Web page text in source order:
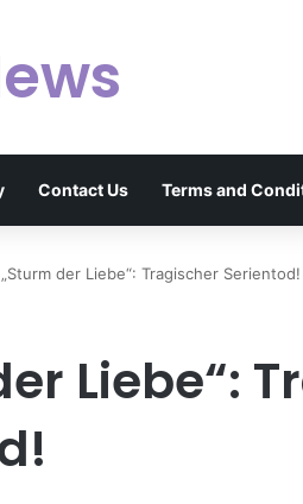
Contact Us Terms and
„Sturm der Liebe“: Tragischer Serientod!
Liebe“: